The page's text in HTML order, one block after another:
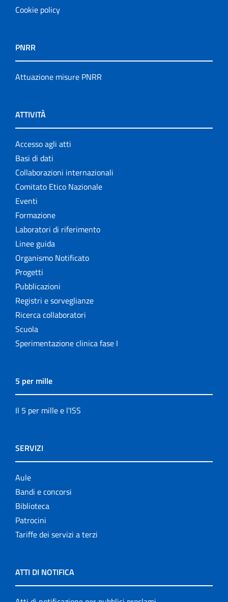
Cookie policy
PNRR
Attuazione misure PNRR
ATTIVITÀ
Accesso agli atti
Basi di dati
Collaborazioni internazionali
Comitato Etico Nazionale
Eventi
Formazione
Laboratori di riferimento
Linee guida
Organismo Notificato
Progetti
Pubblicazioni
Registri e sorveglianze
Ricerca collaboratori
Scuola
Sperimentazione clinica fase I
5 per mille
Il 5 per mille e l'ISS
SERVIZI
Aule
Bandi e concorsi
Biblioteca
Patrocini
Tariffe dei servizi a terzi
ATTI DI NOTIFICA